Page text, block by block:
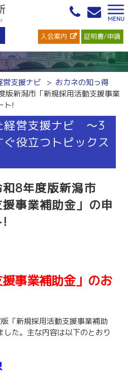
入会案内 証明書/申請
営支援ナビ
おカネの知っ得
版新潟市「新規採用活動支援事業
ト!
経営支援ナビ ～3
役立つトピックス
和8年度版新潟市
援事業補助金」の申
援事業補助金」のお
「新規採用活動支援事業補助
た。主な内容は以下のとおり